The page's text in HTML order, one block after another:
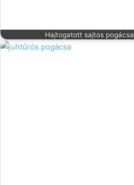
Hajtogatott sajtos pogácsa